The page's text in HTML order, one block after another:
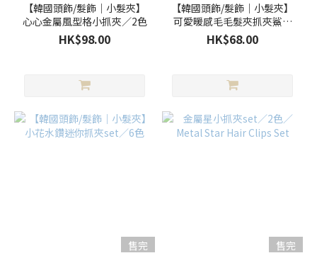
【韓國頭飾/髮飾｜小髮夾】
心心金屬風型格小抓夾／2色
HK$98.00
【韓國頭飾/髮飾｜小髮夾】
可愛暖感毛毛髮夾抓夾鯊魚
夾／4色
HK$68.00
售完
售完